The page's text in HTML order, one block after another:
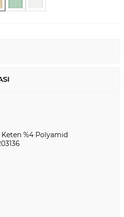
Keten %4 Polyamid